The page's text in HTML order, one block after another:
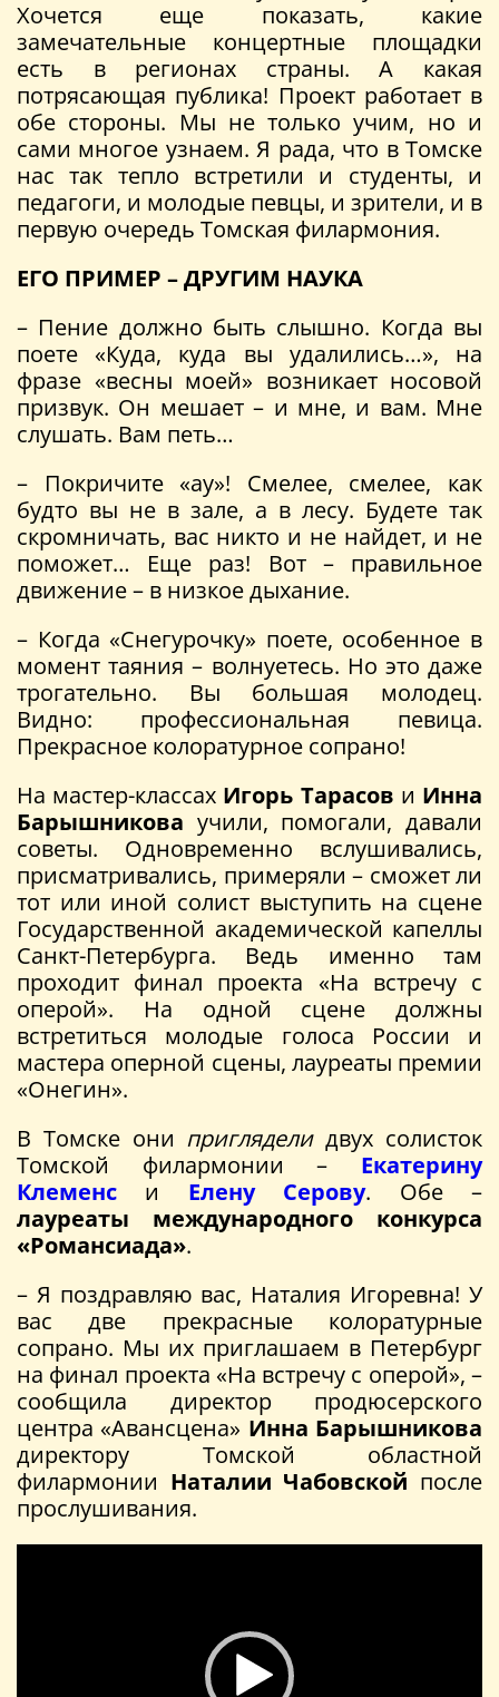
Хочется еще показать, какие
замечательные концертные площадки
есть в регионах страны. А какая
потрясающая публика! Проект работает в
обе стороны. Мы не только учим, но и
сами многое узнаем. Я рада, что в Томске
нас так тепло встретили и студенты, и
педагоги, и молодые певцы, и зрители, и в
первую очередь Томская филармония.
ЕГО ПРИМЕР – ДРУГИМ НАУКА
– Пение должно быть слышно. Когда вы
поете «Куда, куда вы удалились…», на
фразе «весны моей» возникает носовой
призвук. Он мешает – и мне, и вам. Мне
слушать. Вам петь…
– Покричите «ау»! Смелее, смелее, как
будто вы не в зале, а в лесу. Будете так
скромничать, вас никто и не найдет, и не
поможет… Еще раз! Вот – правильное
движение – в низкое дыхание.
– Когда «Снегурочку» поете, особенное в
момент таяния – волнуетесь. Но это даже
трогательно. Вы большая молодец.
Видно: профессиональная певица.
Прекрасное колоратурное сопрано!
На мастер-классах Игорь Тарасов и Инна
Барышникова учили, помогали, давали
советы. Одновременно вслушивались,
присматривались, примеряли – сможет ли
тот или иной солист выступить на сцене
Государственной академической капеллы
Санкт-Петербурга. Ведь именно там
проходит финал проекта «На встречу с
оперой». На одной сцене должны
встретиться молодые голоса России и
мастера оперной сцены, лауреаты премии
«Онегин».
В Томске они пригляделидвух солисток
Томской филармонии – Екатерину
Клеменс и Елену Серову. Обе –
лауреаты международного конкурса
«Романсиада».
– Я поздравляю вас, Наталия Игоревна! У
вас две прекрасные колоратурные
сопрано. Мы их приглашаем в Петербург
на финал проекта «На встречу с оперой», –
сообщила директор продюсерского
центра «Авансцена» Инна Барышникова
директору Томской областной
филармонии Наталии Чабовской после
прослушивания.